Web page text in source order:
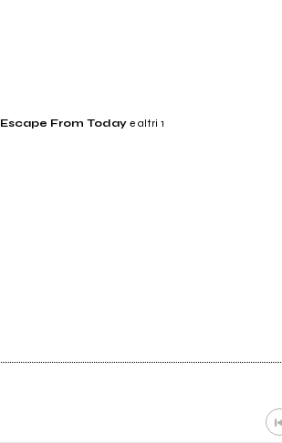
Escape From Todaye altri 1